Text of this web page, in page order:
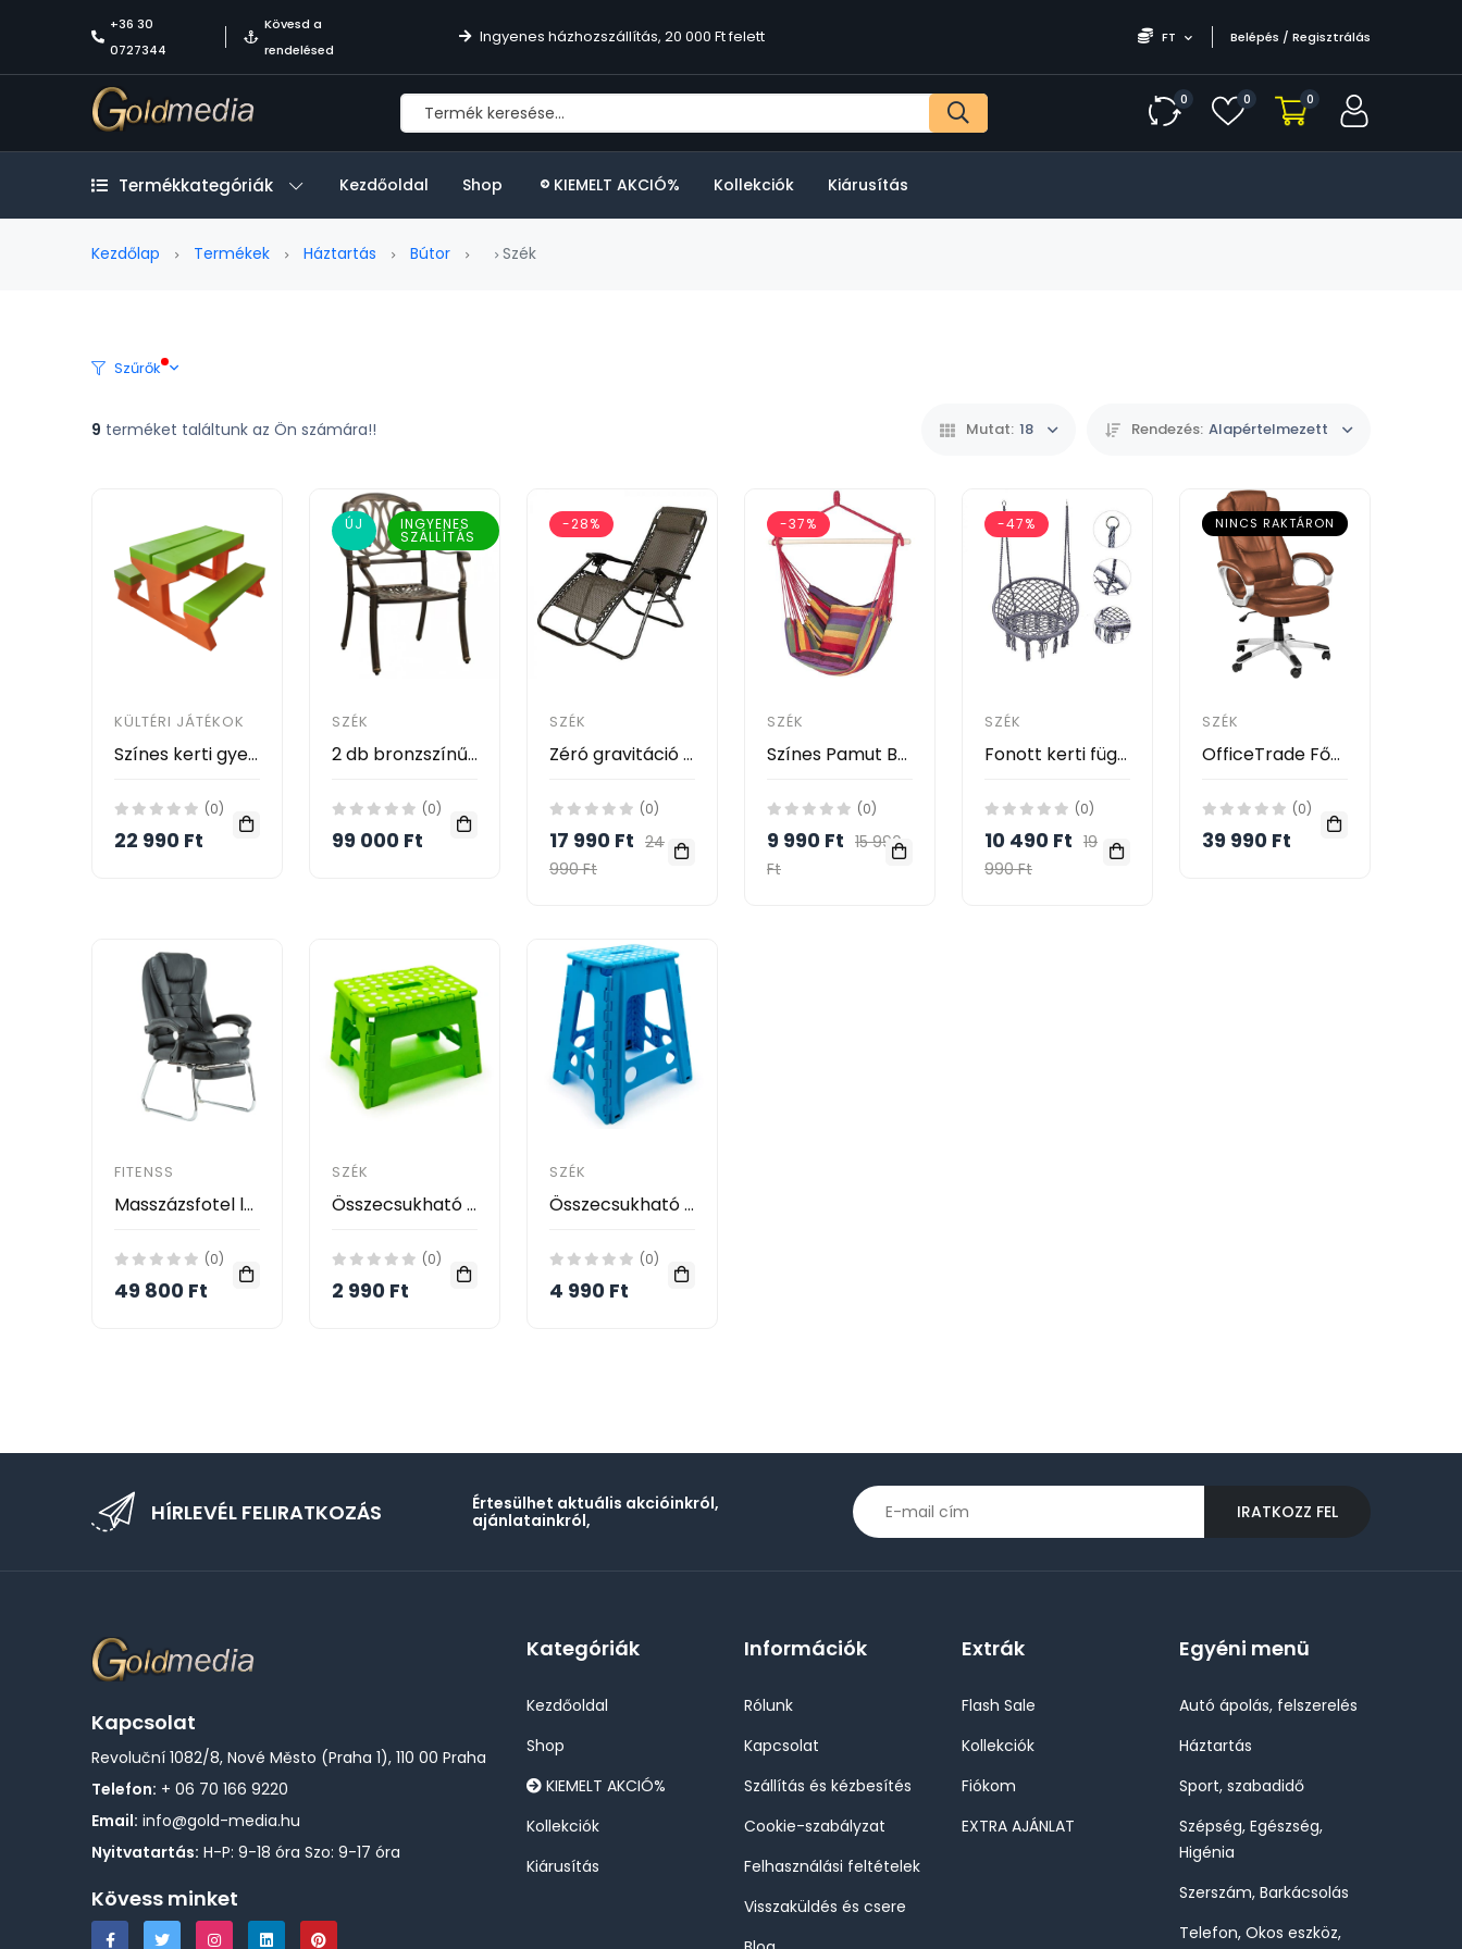
+36 30
0727344
Kövesd a
rendelésed
Ingyenes házhozszállítás, 20 000 Ft felett FT Belépés / Regisztrálás
0 0 0
Termékkategóriák Kezdőoldal Shop KIEMELT AKCIÓ% Kollekciók Kiárusítás
Kezdőlap Termékek Háztartás Bútor Szék
Szűrők
9 terméket találtunk az Ön számára!! Mutat: 18 Rendezés: Alapértelmezett
KÜLTÉRI JÁTÉKOK
Színes kerti gyermekpad asztallal / műanyag piknik asztal gyermekeknek
(0)
22 990 Ft
ÚJ INGYENES
SZÁLLÍTÁS
SZÉK
2 db bronzszínű öntött alumínium kerti szék
(0)
99 000 Ft
-28%
SZÉK
Zéró gravitáció kerti szék
(0)
17 990 Ft 24
990 Ft
-37%
SZÉK
Színes Pamut Brazil függőszék, függőfotel
(0)
9 990 Ft 15 990
Ft
-47%
SZÉK
Fonott kerti függőszék, függőfotel
(0)
10 490 Ft 19
990 Ft
NINCS RAKTÁRON
SZÉK
OfficeTrade Főnöki szék
(0)
39 990 Ft
FITENSS
Masszázsfotel lábtartóval
(0)
49 800 Ft
SZÉK
Összecsukható hokedli - 32 cm választható színben
(0)
2 990 Ft
SZÉK
Összecsukható hokedli - 40 cm választható színben
(0)
4 990 Ft
HÍRLEVÉL FELIRATKOZÁS
Értesülhet aktuális akcióinkról,
ajánlatainkról,
IRATKOZZ FEL
Kapcsolat
Revoluční 1082/8, Nové Město (Praha 1), 110 00 Praha
Telefon: + 06 70 166 9220
Email: info@gold-media.hu
Nyitvatartás: H-P: 9-18 óra Szo: 9-17 óra
Kövess minket
Kategóriák
Kezdőoldal
Shop
KIEMELT AKCIÓ%
Kollekciók
Kiárusítás
Információk
Rólunk
Kapcsolat
Szállítás és kézbesítés
Cookie-szabályzat
Felhasználási feltételek
Visszaküldés és csere
Extrák
Flash Sale
Kollekciók
Fiókom
EXTRA AJÁNLAT
Egyéni menü
Autó ápolás, felszerelés
Háztartás
Sport, szabadidő
Szépség, Egészség,
Higénia
Szerszám, Barkácsolás
Telefon, Okos eszköz,